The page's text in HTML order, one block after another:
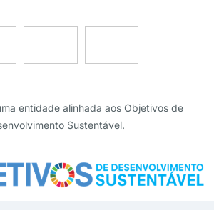
entidade alinhada aos Objetivos de
Sustentável.